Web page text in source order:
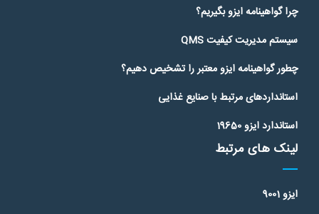
چرا گواهینامه ایزو بگیریم؟
سیستم مدیریت کیفیت QMS
چطور گواهینامه ایزو معتبر را تشخیص دهیم؟
استانداردهای مرتبط با صنایع غذایی
استاندارد ایزو 19650
لینک های مرتبط
ایزو 9001